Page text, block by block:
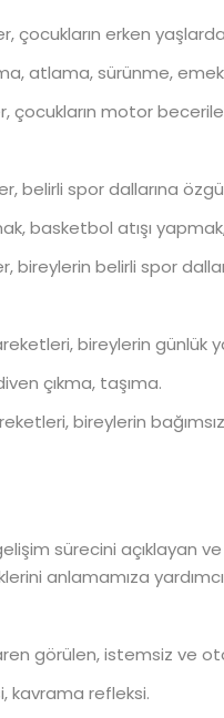
çocukların erken
atlama, sürünme,
çocukların motor
belirli spor dallarına
basketbol atışı
bireylerin belirli spor
bireylerin günlük
çıkma, taşıma.
bireylerin bağımsız
sürecini açıklayan
anlamamıza
görülen, istemsiz ve
kavrama refleksi.